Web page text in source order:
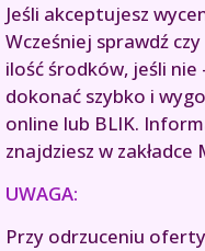
Jeśli akceptujesz
Wcześniej sprawdź
ilość środków, jeśli nie
dokonać szybko i
online lub BLIK.
znajdziesz w
UWAGA:
Przy odrzuceniu